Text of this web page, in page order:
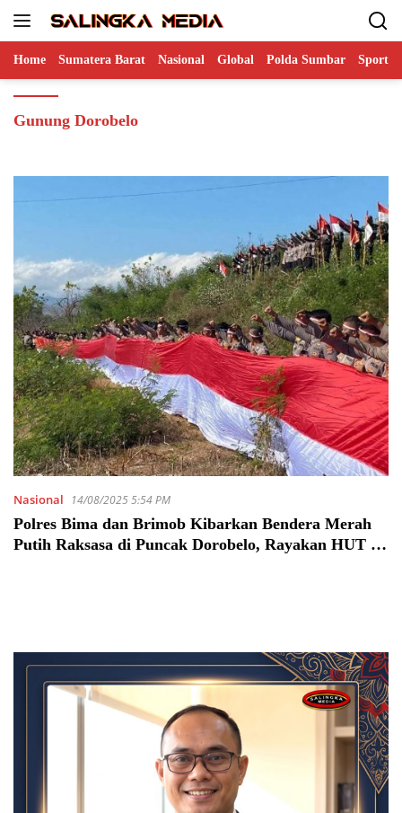
Home Sumatera Barat Nasional Global Polda Sumbar Sports
Gunung Dorobelo
Nasional 14/08/2025 5:54 PM
Polres Bima dan Brimob Kibarkan Bendera Merah
Putih Raksasa di Puncak Dorobelo, Rayakan HUT RI